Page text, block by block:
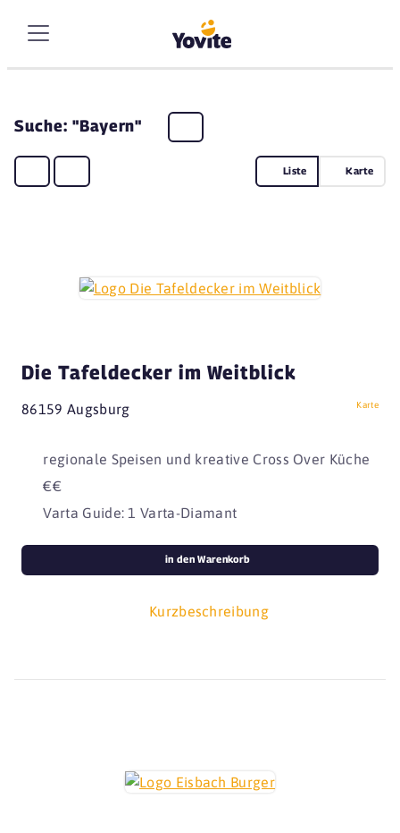
Suche: "Bayern"
Liste Karte
Die Tafeldecker im Weitblick
86159 Augsburg Karte
regionale Speisen und kreative Cross Over Küche
€€
Varta Guide: 1 Varta-Diamant
Kurzbeschreibung
in den Warenkorb